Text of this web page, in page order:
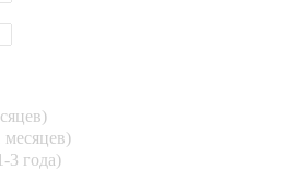
месяцев)
3 года)